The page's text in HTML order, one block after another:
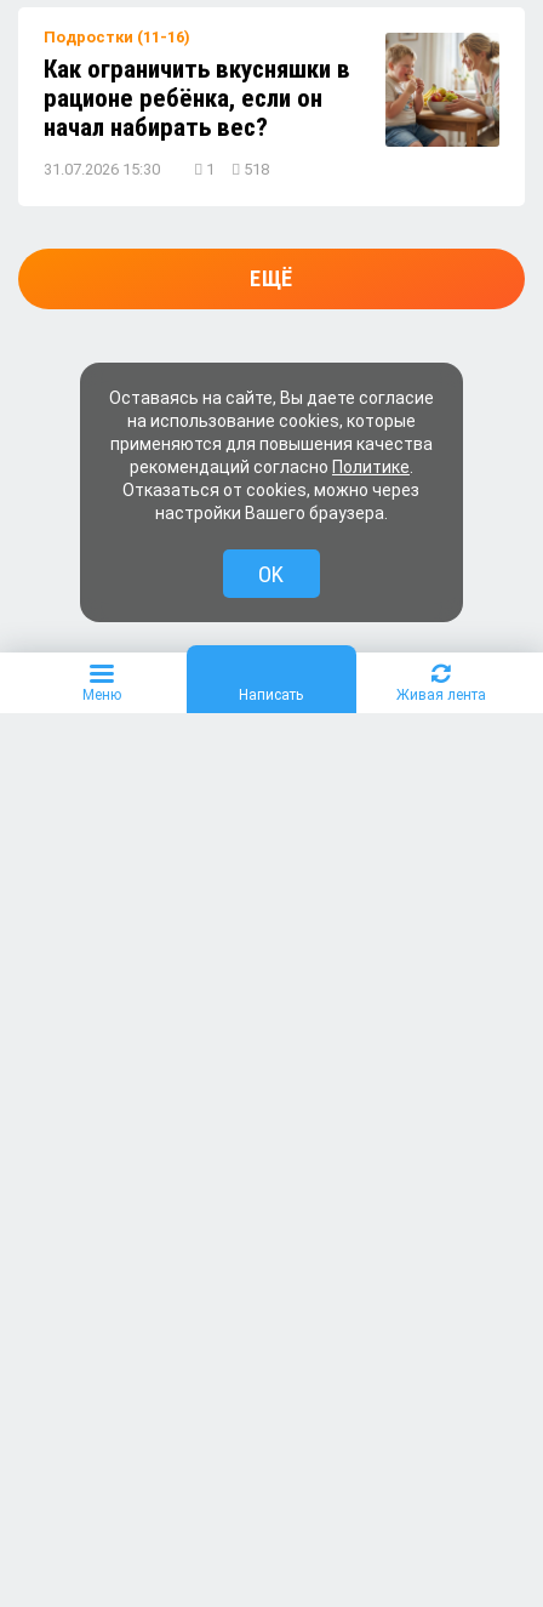
Подростки (11-16)
Как ограничить вкусняшки в
рационе ребёнка, если он
начал набирать вес?
31.07.2026 15:30 1 518
ЕЩЁ
Меню Написать Живая лента
Оставаясь на сайте, Вы даете согласие
на использование cookies, которые
применяются для повышения качества
рекомендаций согласно Политике
Отказаться от cookies, можно через
настройки Вашего браузера.
OK